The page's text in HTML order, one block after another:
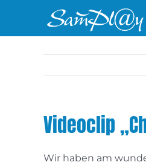
Videoclip
Wir haben am